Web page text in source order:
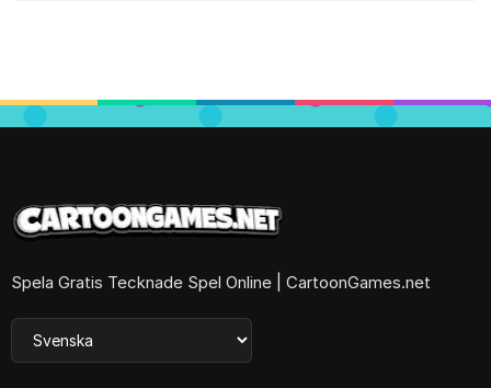
Spela Gratis Tecknade Spel Online | CartoonGames.net